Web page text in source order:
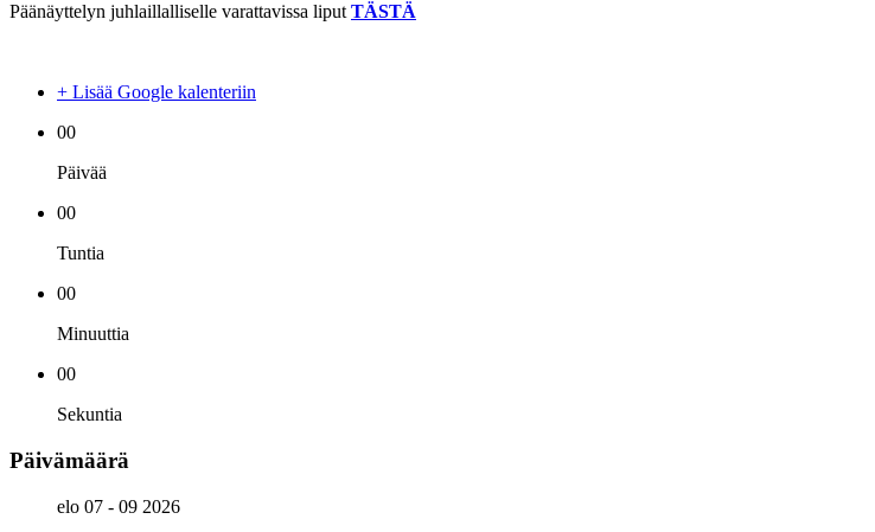
Päänäyttelyn juhlaillalliselle varattavissa liput TÄSTÄ
+ Lisää Google kalenteriin
00
Päivää
00
Tuntia
00
Minuuttia
00
Sekuntia
Päivämäärä
elo 07 - 09 2026